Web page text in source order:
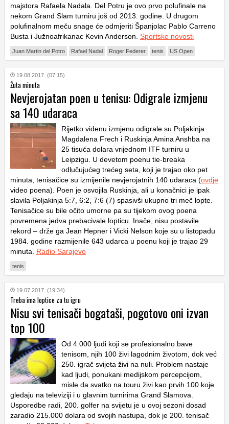
majstora Rafaela Nadala. Del Potru je ovo prvo polufinale na
nekom Grand Slam turniru još od 2013. godine. U drugom
polufinalnom meču snage će odmjeriti Španjolac Pablo Carreno
Busta i Južnoafrikanac Kevin Anderson. Sportske novosti
Juan Martin del Potro Rafael Nadal Roger Federer tenis US Open
19.08.2017. (07:15)
Žuta minuta
Nevjerojatan poen u tenisu: Odigrale izmjenu
sa 140 udaraca
Rijetko viđenu izmjenu odigrale su Poljakinja
Magdalena Frech i Ruskinja Amina Anshba na
25 tisuća dolara vrijednom ITF turniru u
Leipzigu. U devetom poenu tie-breaka
odlučujućeg trećeg seta, koji je trajao oko pet
minuta, tenisačice su izmijenile nevjerojatnih 140 udaraca (ovdje
video poena). Poen je osvojila Ruskinja, ali u konačnici je ipak
slavila Poljakinja 5:7, 6:2, 7:6 (7) spasivši ukupno tri meč lopte.
Tenisačice su bile očito umorne pa su tijekom ovog poena
povremena jedva prebacivale lopticu. Inače, nisu postavile
rekord – drže ga Jean Hepner i Vicki Nelson koje su u listopadu
1984. godine razmijenile 643 udarca u poenu koji je trajao 29
minuta. Radio Sarajevo
tenis
19.07.2017. (19:34)
Treba ima loptice za tu igru
Nisu svi tenisači bogataši, pogotovo oni izvan
top 100
Od 4.000 ljudi koji se profesionalno bave
tenisom, njih 100 živi lagodnim životom, dok već
250. igrač svijeta živi na nuli. Problem nastaje
kad ljudi, ponukani medijskom percepcijom,
misle da svatko na touru živi kao prvih 100 koje
gledaju na televiziji i u glavnim turnirima Grand Slamova.
Usporedbe radi, 200. golfer na svijetu je u ovoj sezoni dosad
zaradio 215.000 dolara od svojih nastupa, dok je 200. tenisač